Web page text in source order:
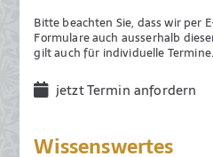
Bitte beachten Sie, dass wir per
Formulare auch ausserhalb
gilt auch für individuelle Termine.
jetzt Termin anfordern
Wissenswertes